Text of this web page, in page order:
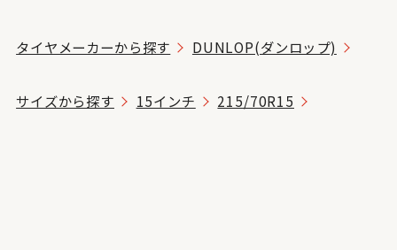
タイヤメーカーから探す DUNLOP(ダンロップ)
サイズから探す 15インチ 215/70R15